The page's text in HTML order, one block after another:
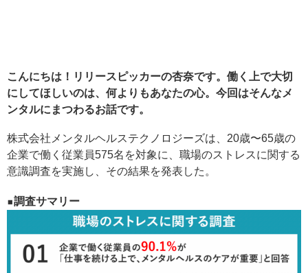
こんにちは！リリースピッカーの杏奈です。働く上で大切
にしてほしいのは、何よりもあなたの心。今回はそんなメ
ンタルにまつわるお話です。
株式会社メンタルヘルステクノロジーズは、20歳〜65歳の
企業で働く従業員575名を対象に、職場のストレスに関する
意識調査を実施し、その結果を発表した。
▪️調査サマリー